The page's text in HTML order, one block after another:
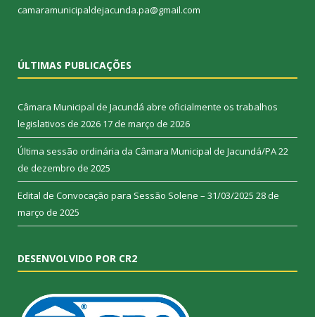
camaramunicipaldejacunda.pa@gmail.com
ÚLTIMAS PUBLICAÇÕES
Câmara Municipal de Jacundá abre oficialmente os trabalhos
legislativos de 2026 17 de março de 2026
Última sessão ordinária da Câmara Municipal de Jacundá/PA22
de dezembro de 2025
Edital de Convocação para Sessão Solene – 31/03/2025 28 de
março de 2025
DESENVOLVIDO POR CR2